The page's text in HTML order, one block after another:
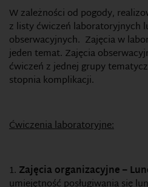
W zależności od pogody,
z listy ćwiczeń laboratoryjnych
obserwacyjnych. Zajęcia w
jeden temat. Zajęcia
ćwiczeń z jednej grupy
stopnia komplikacji.
Ćwiczenia laboratoryjne:
Zajęcia organizacyjne –